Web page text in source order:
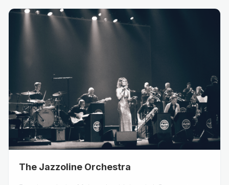
The Jazzoline Orchestra